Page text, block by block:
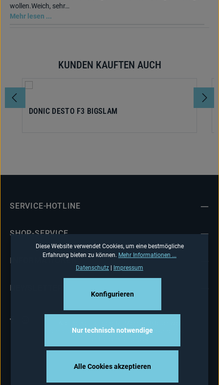
wollen.Weich, sehr…
Mehr lesen ...
Produktgalerie überspringenKUNDEN KAUFTEN AUCH
DONIC DESTO F3 BIGSLAM
SERVICE-HOTLINE
SHOP-SERVICE
INFORMATIONEN
Versandkostenund ggf. Nachnahmegebühren, wenn
Diese Website verwendet Cookies, um eine bestmögliche
Erfahrung bieten zu können. Mehr Informationen ...
Datenschutz
Impressum
Nur technisch notwendige
Konfigurieren
Alle Cookies akzeptieren